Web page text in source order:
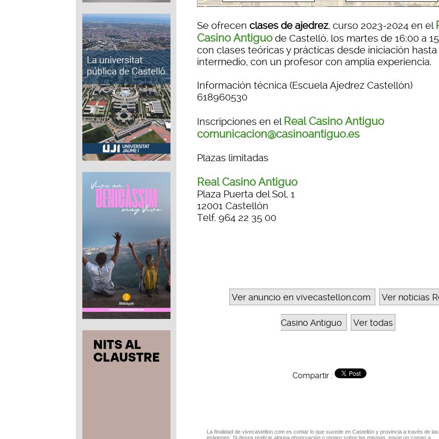
Se ofrecen clases de ajedrez, curso 2023-2024 en el
Casino Antiguode Castelló, los martes de 16:00 a
con clases teóricas y prácticas desde iniciación
intermedio, con un profesor con amplia experiencia.
Información técnica (Escuela Ajedrez Castellón)
618960530
Inscripciones en el Real Casino Antiguo
comunicacion@casinoantiguo.es
Plazas limitadas
Real Casino Antiguo
Plaza Puerta del Sol, 1
12001 Castellón
Telf. 964 22 35 00
Ver anuncio en vivecastellon.com Ver noticias
Casino Antiguo Ver todas
Compartir :
La finalidad de vivecastellon.com es contar lo que sucede en Castellón y provincia a través de las
imágenes. Si desea realizar alguna observación o reparo sobre las mismas, envíe un correo a